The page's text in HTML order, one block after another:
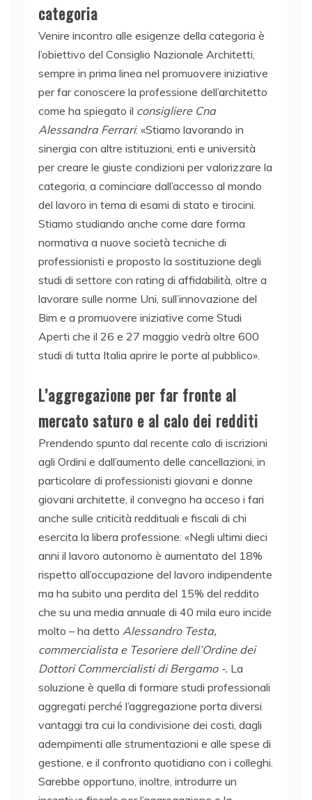
categoria
Venire incontro alle esigenze della categoria è
l’obiettivo del Consiglio Nazionale Architetti,
sempre in prima linea nel promuovere iniziative
per far conoscere la professione dell’architetto
come ha spiegato il consigliere Cna
Alessandra Ferrari: «Stiamo lavorando in
sinergia con altre istituzioni, enti e università
per creare le giuste condizioni per valorizzare la
categoria, a cominciare dall’accesso al mondo
del lavoro in tema di esami di stato e tirocini.
Stiamo studiando anche come dare forma
normativa a nuove società tecniche di
professionisti e proposto la sostituzione degli
studi di settore con rating di affidabilità, oltre a
lavorare sulle norme Uni, sull’innovazione del
Bim e a promuovere iniziative come Studi
Aperti che il 26 e 27 maggio vedrà oltre 600
studi di tutta Italia aprire le porte al pubblico».
L’aggregazione per far fronte al
mercato saturo e al calo dei redditi
Prendendo spunto dal recente calo di iscrizioni
agli Ordini e dall’aumento delle cancellazioni, in
particolare di professionisti giovani e donne
giovani architette, il convegno ha acceso i fari
anche sulle criticità reddituali e fiscali di chi
esercita la libera professione: «Negli ultimi dieci
anni il lavoro autonomo è aumentato del 18%
rispetto all’occupazione del lavoro indipendente
ma ha subito una perdita del 15% del reddito
che su una media annuale di 40 mila euro incide
molto – ha detto Alessandro Testa,
commercialista e Tesoriere dell’Ordine dei
Dottori Commercialisti di Bergamo -. La
soluzione è quella di formare studi professionali
aggregati perché l’aggregazione porta diversi
vantaggi tra cui la condivisione dei costi, dagli
adempimenti alle strumentazioni e alle spese di
gestione, e il confronto quotidiano con i colleghi.
Sarebbe opportuno, inoltre, introdurre un